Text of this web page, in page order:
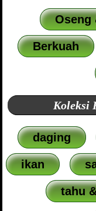
Oseng
Berkuah
Koleksi
daging
ikan
tahu